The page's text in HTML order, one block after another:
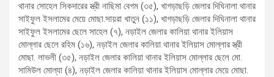
থানার সোহেল সিকদারের স্ত্রী নাছিমা বেগম (৩৫), খাগড়াছড়ি জেলার দিঘিনালা থানার
সাইফুল ইসলামের মেয়ে মোছা.সায়রা খাতুন (১১), খাগড়াছড়ি জেলার দিঘিনালা থানার
সাইফুল ইসলামের ছেলে সাহেল (৭), নড়াইল জেলার কালিয়া থানার ইলিয়াস
মোল্লার ছেলে রহিম (১৬), নড়াইল জেলার কালিয়া থানার ইলিয়াস মোল্লার স্ত্রী
মোছা. লাভলী (৩৫), নড়াইল জেলার কালিয়া থানার ইলিয়াস মোল্লার ছেলে মো.
সামিউল মোল্যা (৪), নড়াইল জেলার কালিয়া থানার ইলিয়াস মোল্লার মেয়ে মোছা.